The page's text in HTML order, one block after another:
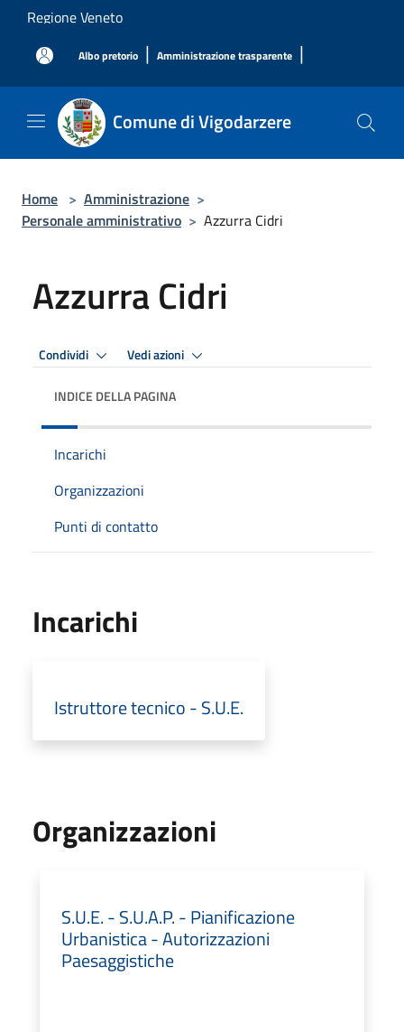
Salta al contenuto principale
Regione Veneto
Albo pretorio | Amministrazione trasparente |
Comune di Vigodarzere
Home > Amministrazione >
Personale amministrativo > Azzurra Cidri
Azzurra Cidri
Condividi Vedi azioni
INDICE DELLA PAGINA
Incarichi
Organizzazioni
Punti di contatto
Incarichi
Istruttore tecnico - S.U.E.
Organizzazioni
S.U.E. - S.U.A.P. - Pianificazione
Urbanistica - Autorizzazioni
Paesaggistiche